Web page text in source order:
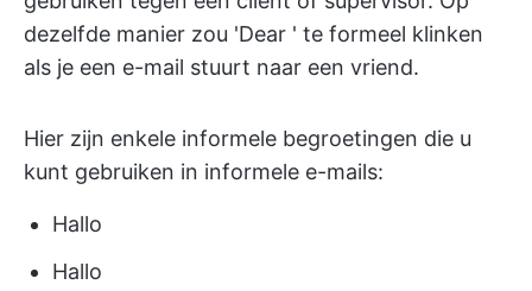
dezelfde manier zou 'Dear ' te formeel klinken
als je een e-mail stuurt naar een vriend.
Hier zijn enkele informele begroetingen die u
kunt gebruiken in informele e-mails:
Hallo
Hallo